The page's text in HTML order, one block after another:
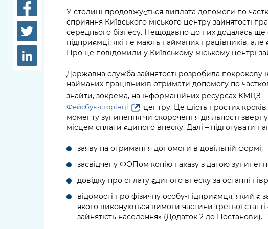
Структура
Рішення та розпорядження
Проєкти розпоряджень, що
перебувають на погодженні
КМВА
Лікарні та
Освіта та
заклади
Дороги,
парковки
Навколишнє
середовище
У столиці продовжується виплата допомоги по
сприяння Київського міського центру зайнятості
середнього бізнесу. Нещодавно до них додалась ще
підприємці, які не мають найманих працівників,
Про це повідомили у Київському міському центрі
Державна служба зайнятості розробила покрокову
найманих працівників отримати допомогу по
знайти, зокрема, на інформаційних ресурсах КМЦЗ –
Фейсбук-сторінці
центру. Це шість простих
моменту зупинення чи скорочення діяльності
місцем сплати єдиного внеску. Далі – підготувати
заяву на отримання допомоги в довільній формі;
засвідчену ФОПом копію наказу з датою
довідку про сплату єдиного внеску за останні
відомості про фізичну особу-підприємця, який
якого виконуються вимоги частини третьої
зайнятість населення» (Додаток 2 до Постанови).